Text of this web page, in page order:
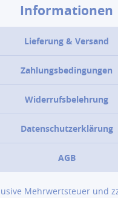
Informationen
Lieferung & Versand
Zahlungsbedingungen
Widerrufsbelehrung
Datenschutzerklärung
AGB
Mehrwertsteuer und